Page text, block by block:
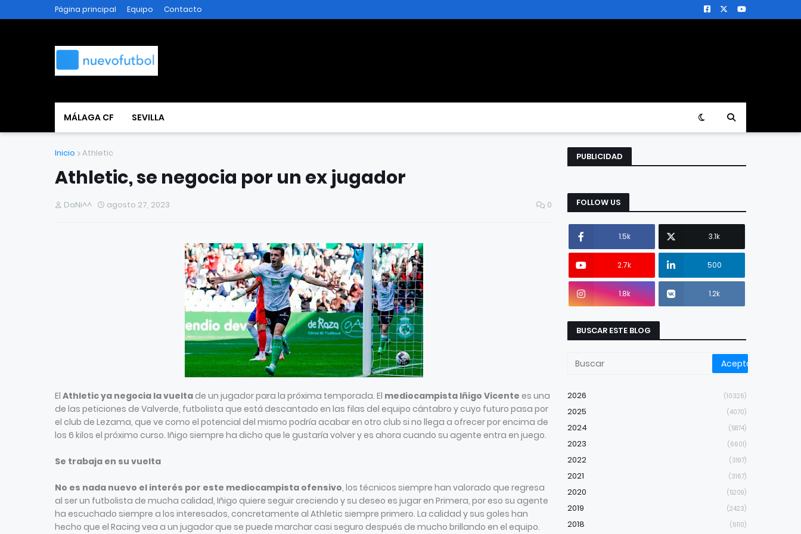
Página principal Equipo Contacto
MÁLAGA CF SEVILLA
Inicio Athletic
Athletic, se negocia por un ex jugador
DaNi^^ agosto 27, 2023 0
El Athletic ya negocia la vuelta de un jugador para la próxima temporada. El mediocampista Iñigo Vicente es una
de las peticiones de Valverde, futbolista que está descantado en las filas del equipo cántabro y cuyo futuro pasa por
el club de Lezama, que ve como el potencial del mismo podría acabar en otro club si no llega a ofrecer por encima de
los 6 kilos el próximo curso. Iñigo siempre ha dicho que le gustaría volver y es ahora cuando su agente entra en juego.
Se trabaja en su vuelta
No es nada nuevo el interés por este mediocampista ofensivo, los técnicos siempre han valorado que regresa
al ser un futbolista de mucha calidad, Iñigo quiere seguir creciendo y su deseo es jugar en Primera, por eso su agente
ha escuchado siempre a los interesados, concretamente al Athletic siempre primero. La calidad y sus goles han
hecho que el Racing vea a un jugador que se puede marchar casi seguro después de mucho brillando en el equipo.
PUBLICIDAD
FOLLOW US
1.5k 3.1k
2.7k 500
1.8k 1.2k
BUSCAR ESTE BLOG
2026 (10326)
2025 (4070)
2024 (5874)
2023 (6601)
2022 (3197)
2021 (3167)
2020 (5209)
2019 (2423)
2018 (6110)